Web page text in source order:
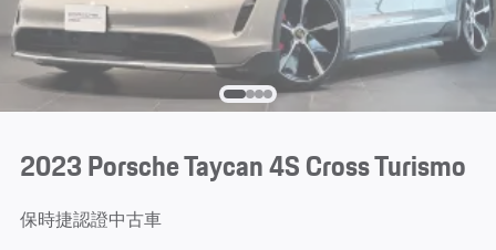
2023 Porsche Taycan 4S Cross Turismo
保時捷認證中古車